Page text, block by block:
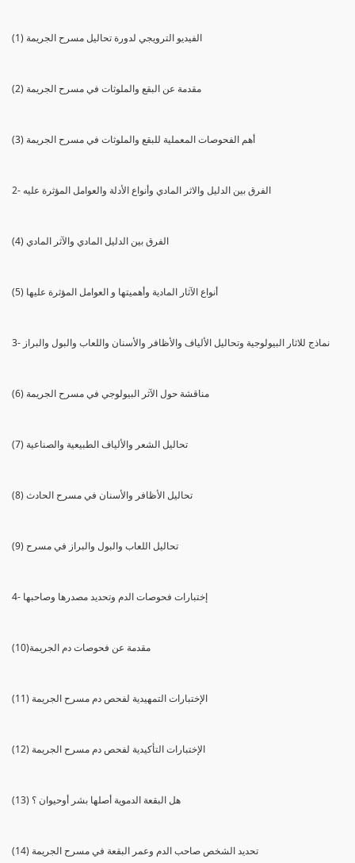
(1) الفيديو الترويجي لدورة تحاليل مسرح الجريمة
(2) مقدمة عن البقع والملوثات في مسرح الجريمة
(3) أهم الفحوصات المعملية للبقع والملوثات في مسرح الجريمة
2- الفرق بين الدليل والاثر المادي وأنواع الأدلة والعوامل المؤثرة عليه
(4) الفرق بين الدليل المادي والآثر المادي
(5) أنواع الآثار المادية وأهميتها و العوامل المؤثرة عليها
3- نماذج للاثار البيولوجية وتحاليل الألياف والأظافر والأسنان واللعاب والبول والبراز
(6) مناقشة حول الآثر البيولوجي في مسرح الجريمة
(7) تحاليل الشعر والألياف الطبيعية والصناعية
(8) تحاليل الأظافر والأسنان في مسرح الحادث
(9) تحاليل اللعاب والبول والبراز في مسرح
4- إختبارات فحوصات الدم وتحديد مصدرها وصاحبها
(10)مقدمة عن فحوصات دم الجريمة
(11) الإختبارات التمهيدية لفحص دم مسرح الجريمة
(12) الإختبارات التأكيدية لفحص دم مسرح الجريمة
(13) هل البقعة الدموية أصلها بشر أوحيوان ؟
(14) تحديد الشخص صاحب الدم وعمر البقعة في مسرح الجريمة